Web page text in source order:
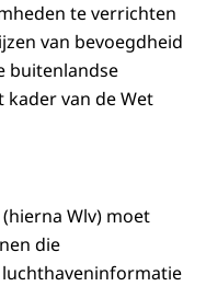
te verrichten
van bevoegdheid
buitenlandse
kader van de Wet
Wlv) moet
die